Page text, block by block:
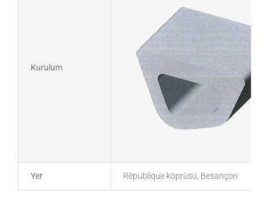
Kurulum
Yer République köprüsü, Besançon